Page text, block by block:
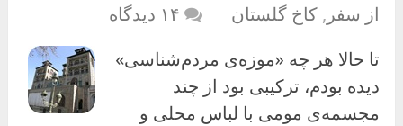
از سفر ,کاخ گلستان
۱۴ دیدگاه
تا حالا هر چه «موزه‌ی مردم‌شناسی»
دیده بودم، ترکیبی بود از چند
مجسمه‌ی مومی با لباس محلی و